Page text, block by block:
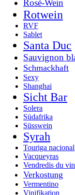
Rosé-Wein
Rotwein
RVF
Sablet
Santa Duc
Sauvignon
Schmackhaft
Sexy
Shanghai
Sicht Bar
Solera
Südafrika
Süsswein
Syrah
Touriga nacional
Vacqueyras
Vendredis du vin
Verkostung
Vermentino
Vinifikation